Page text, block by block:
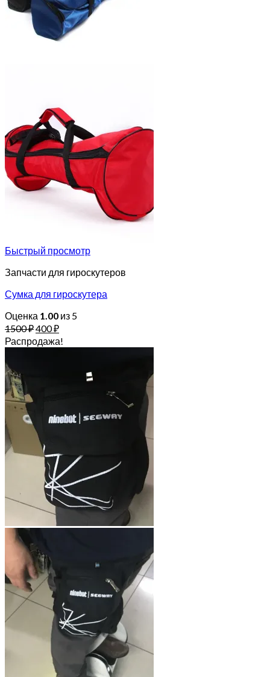
Быстрый просмотр
Запчасти для гироскутеров
Сумка для гироскутера
Оценка 1.00 из 5
1500₽400₽
Распродажа!